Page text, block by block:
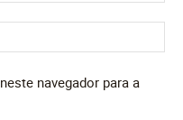
navegador para a